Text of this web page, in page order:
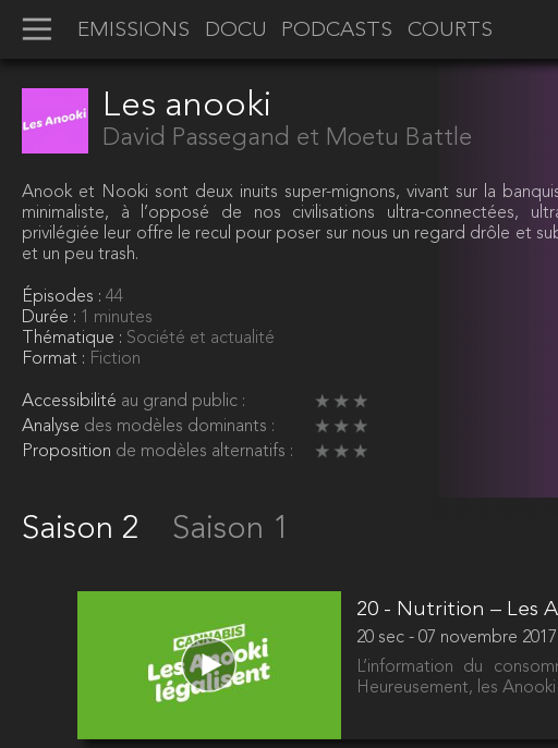
EMISSIONS DOCU PODCASTS COURTS
Les anooki
David Passegand et Moetu Battle
Anook et Nooki sont deux inuits super-mignons, vivant sur la
minimaliste, à l’opposé de nos civilisations ultra-connectées,
privilégiée leur offre le recul pour poser sur nous un regard drôle et
et un peu trash.
Épisodes :44
Durée : 1 minutes
Thématique : Société et actualité
Format : Fiction
Accessibilité au grand public :
Analyse des modèles dominants :
Proposition de modèles alternatifs :
Saison 2 Saison 1
20 - Nutrition – Les
20 sec - 07 novembre 2017
L’information du
Heureusement, les Anooki